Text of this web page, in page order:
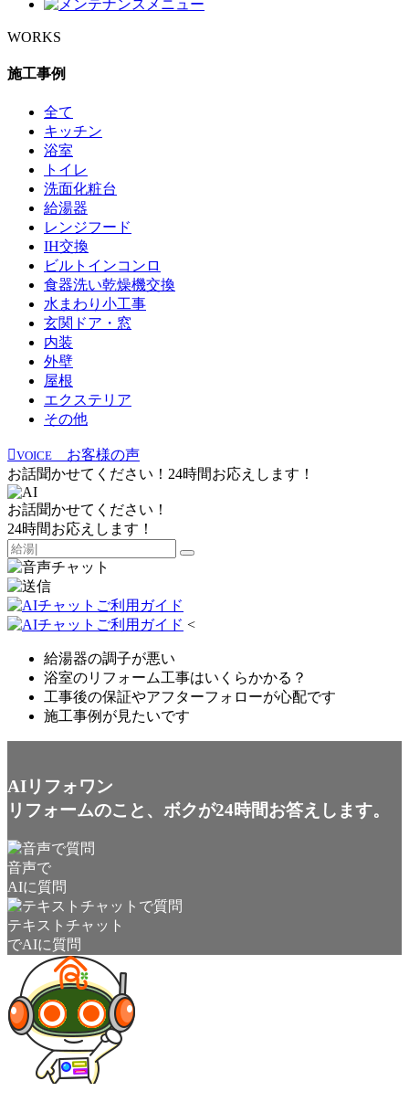
WORKS
施工事例
全て
キッチン
浴室
トイレ
洗面化粧台
給湯器
レンジフード
IH交換
ビルトインコンロ
食器洗い乾燥機交換
水まわり小工事
玄関ドア・窓
内装
外壁
屋根
エクステリア
その他
VOICE
お客様の声
お話聞かせてください！24時間お応えします！
お話聞かせてください！
24時間お応えします！
<
給湯器の調子が悪い
浴室のリフォーム工事はいくらかかる？
工事後の保証やアフターフォローが心配です
施工事例が見たいです
AIリフォワン
リフォームのこと、ボクが24時間お答えします。
音声で
AIに質問
テキストチャット
でAIに質問